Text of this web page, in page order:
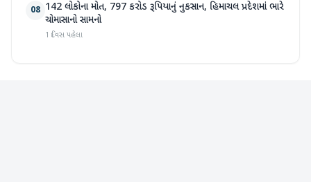
08 142 લોકોના મોત, 797 કરોડ રૂપિયાનું નુકસાન, હિમાચલ પ્રદેશમાં ભારે
ચોમાસાનો સામનો
1 દિવસ પહેલા